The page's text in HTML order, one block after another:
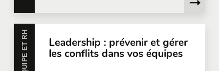
Téléphone
Leadership : prévenir et gérer
les conflits dans vos équipes